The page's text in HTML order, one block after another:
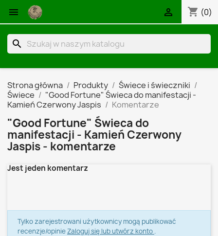
 shopping_cart (0)

search
Strona główna Produkty
Świece i świeczniki
Świece
"Good Fortune" Świeca do manifestacji -
Kamień Czerwony Jaspis
Komentarze
"Good Fortune" Świeca do
manifestacji - Kamień Czerwony
Jaspis - komentarze
Jest jeden komentarz
Tylko zarejestrowani użytkownicy mogą publikować
recenzje/opinieZaloguj się lub utwórz konto .